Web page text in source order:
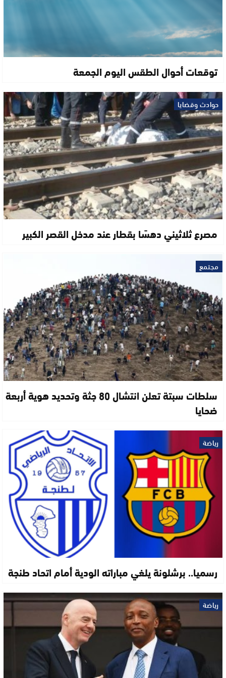
توقعات أحوال الطقس اليوم الجمعة
حوادث وقضايا
مصرع ثلاثيني دهسًا بقطار عند مدخل القصر الكبير
مجتمع
سلطات سبتة تعلن انتشال 80 جثة وتحديد هوية أربعة
ضحايا
رياضة
رسميا.. برشلونة يلغي مباراته الودية أمام اتحاد طنجة
رياضة